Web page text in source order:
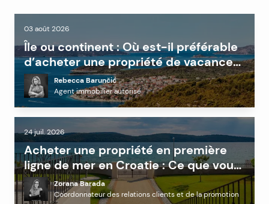
03 août 2026
Île ou continent : Où est-il préférable
d’acheter une propriété de vacances
en Dalmatie ?
Rebecca Barunčić
Agent immobilier autorisé
24 juil. 2026
Acheter une propriété en première
ligne de mer en Croatie : Ce que vous
devez savoir avant d’investir
Zorana Barada
Coordonnateur des relations clients et de la promotion